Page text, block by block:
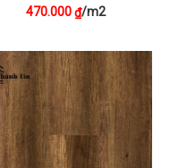
470.000₫/m2